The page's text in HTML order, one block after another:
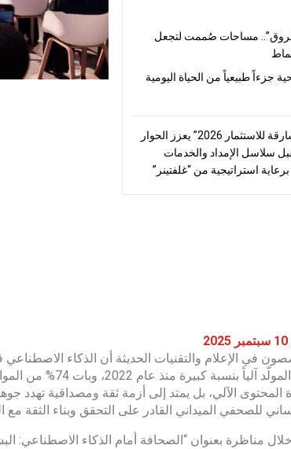
مساحات صُممت لتجعل
جزءاً طبيعياً من الحياة اليومية
“منتدى الشارقة للاستثمار 2026” يعزز الحوار
سلاسل الإمداد والخدمات
استراتيجية من “غلفتينر”
في الإعلام والتقنيات الحديثة أن الذكاء
المحتوى المولّد
المحتوى الآلي، بل يمتد إلى أزمة ثقة ومصداقية تهدد
للصحفي الميداني القادر على التحقق وبناء الثقة مع
مناظرة بعنوان “الصحافة أمام الذكاء الاصطناعي: